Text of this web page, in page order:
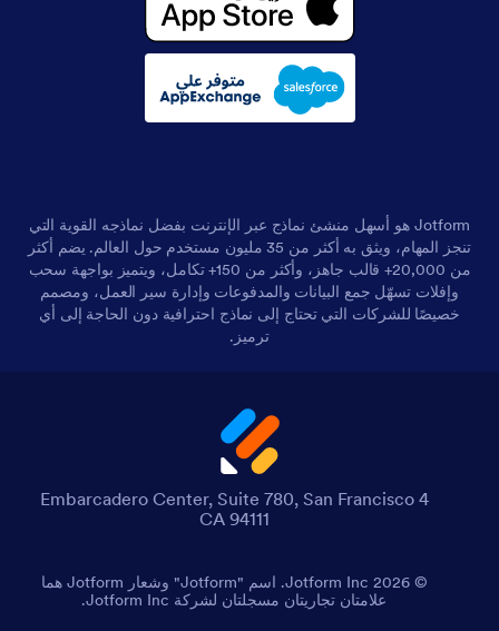
Jotform هو أسهل منشئ نماذج عبر الإنترنت بفضل نماذجه القوية التي
تنجز المهام، ويثق به أكثر من 35 مليون مستخدم حول العالم. يضم أكثر
من 20,000+ قالب جاهز، وأكثر من 150+ تكامل، ويتميز بواجهة سحب
وإفلات تسهّل جمع البيانات والمدفوعات وإدارة سير العمل، ومصمم
خصيصًا للشركات التي تحتاج إلى نماذج احترافية دون الحاجة إلى أي
ترميز.
4 Embarcadero Center, Suite 780, San Francisco
CA 94111
© 2026 Jotform Inc. اسم "Jotform" وشعار Jotform هما
علامتان تجاريتان مسجلتان لشركة Jotform Inc.